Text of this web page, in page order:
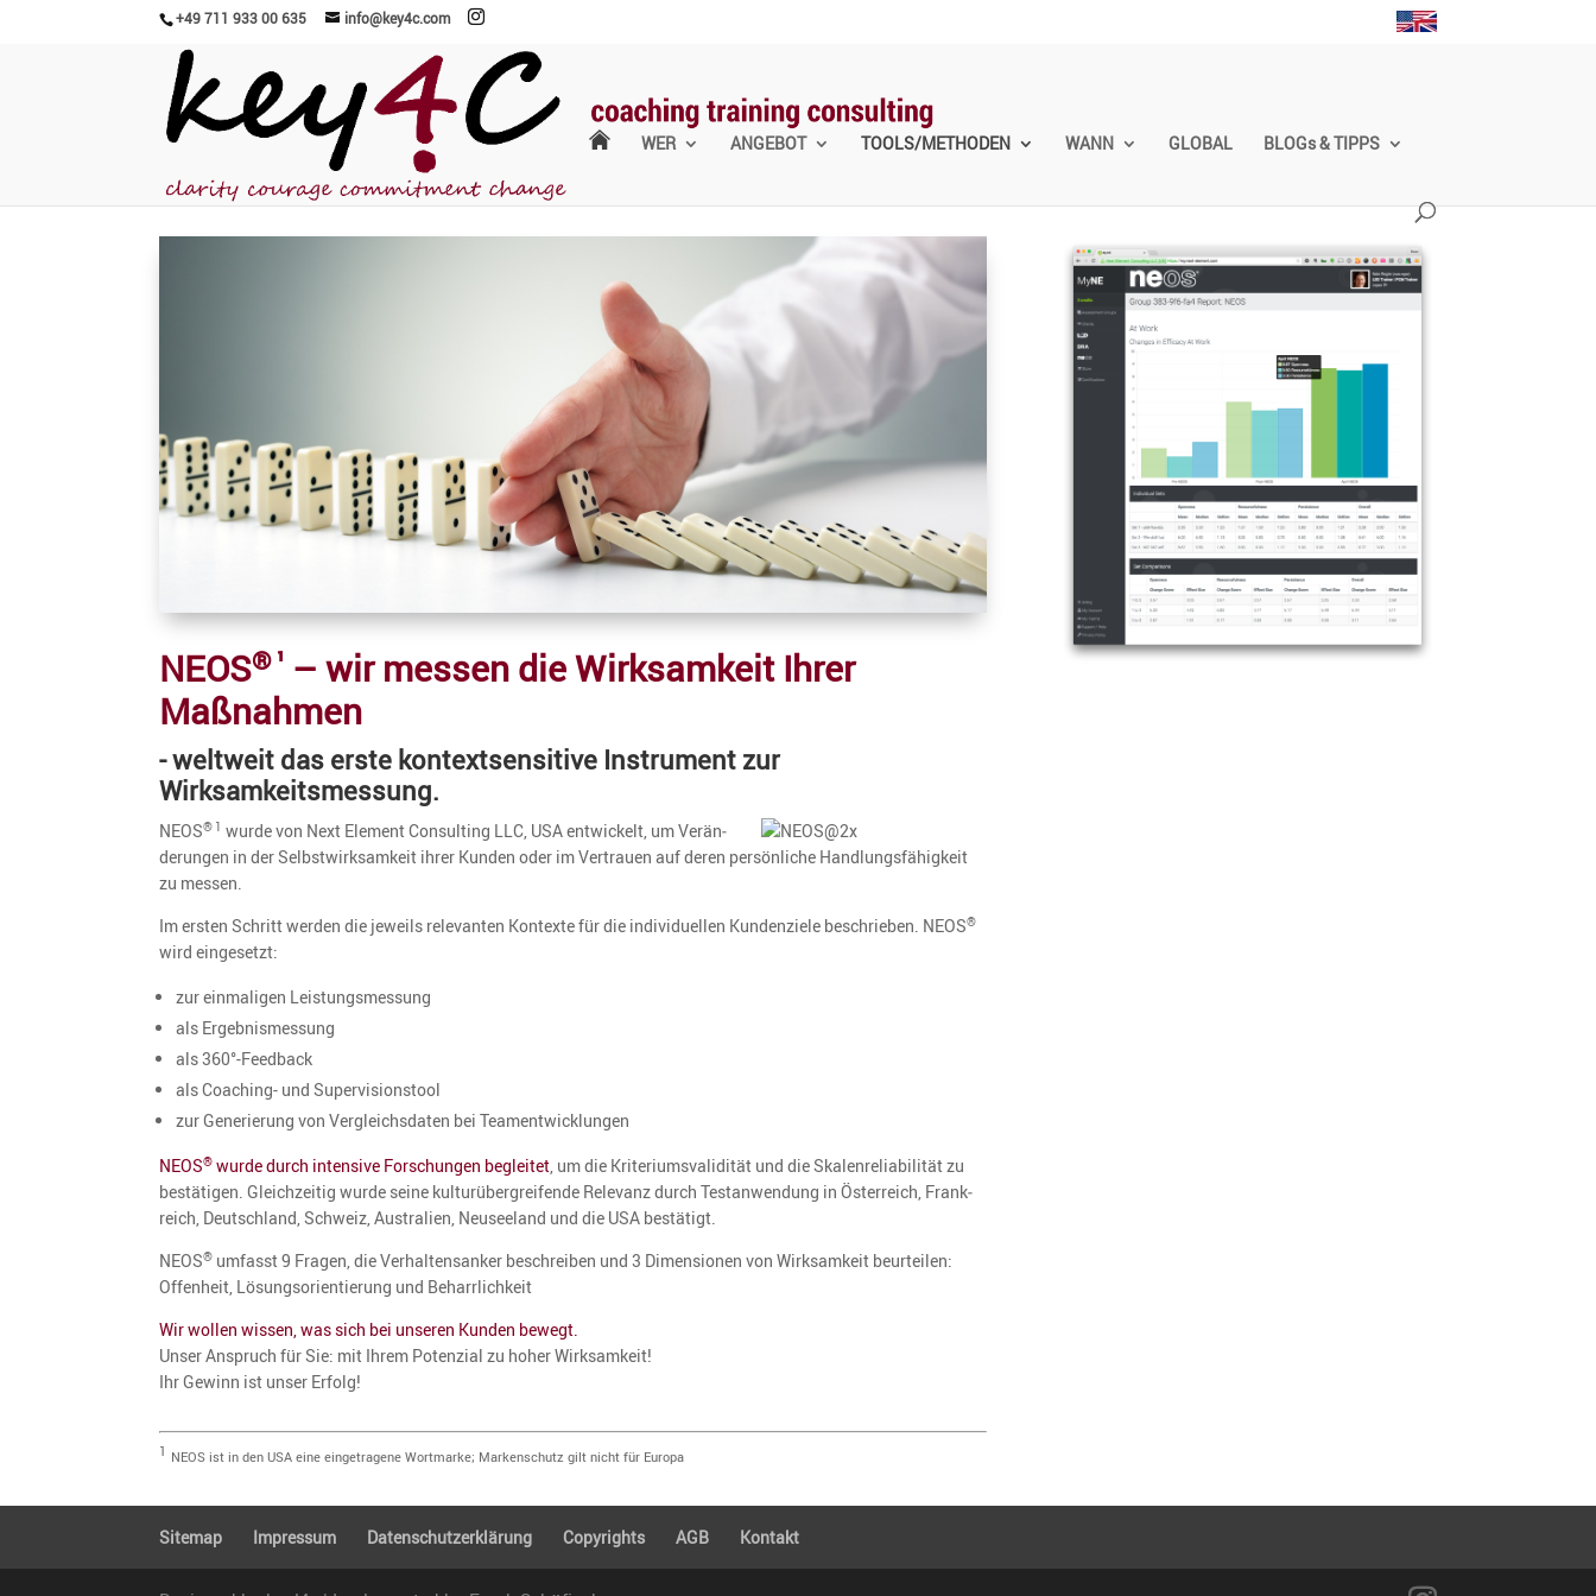
+49 711 933 00 635 info@key4c.com
WER ANGEBOT TOOLS/METHODEN WANN GLOBAL BLOGs & TIPPS
NEOS® ¹ – wir messen die Wirksam­keit Ihrer
Maßnahmen
- weltweit das erste kontext­sen­si­tive Instru­ment zur
Wirksamkeitsmessung.
NEOS® 1 wurde von Next Element Consul­ting LLC, USA entwi­ckelt, um Verän­
de­rungen in der Selbst­wirk­sam­keit ihrer Kunden oder im Vertrauen auf deren persön­liche Handlungs­fä­hig­keit
zu messen.
Im ersten Schritt werden die jeweils relevanten Kontexte für die indivi­du­ellen Kunden­ziele beschrieben. NEOS®
wird eingesetzt:
zur einma­ligen Leistungsmessung
als Ergeb­nis­mes­sung
als 360°-Feedback
als Coaching- und Supervisionstool
zur Generie­rung von Vergleichs­daten bei Teamentwicklungen
NEOS® wurde durch inten­sive Forschungen begleitet, um die Krite­ri­ums­va­li­dität und die Skalen­re­lia­bi­lität zu
bestä­tigen. Gleich­zeitig wurde seine kultur­über­grei­fende Relevanz durch Testan­wen­dung in Öster­reich, Frank­
reich, Deutsch­land, Schweiz, Austra­lien, Neusee­land und die USA bestätigt.
NEOS® umfasst 9 Fragen, die Verhal­tens­anker beschreiben und 3 Dimen­sionen von Wirksam­keit beurteilen:
Offen­heit, Lösungs­ori­en­tie­rung und Beharrlichkeit
Wir wollen wissen, was sich bei unseren Kunden bewegt.
Unser Anspruch für Sie: mit Ihrem Poten­zial zu hoher Wirksam­keit!
Ihr Gewinn ist unser Erfolg!
1 NEOS ist in den USA eine einge­tra­gene Wortmarke; Marken­schutz gilt nicht für Europa
Sitemap Impressum Daten­schutz­er­klä­rung Copyrights AGB Kontakt